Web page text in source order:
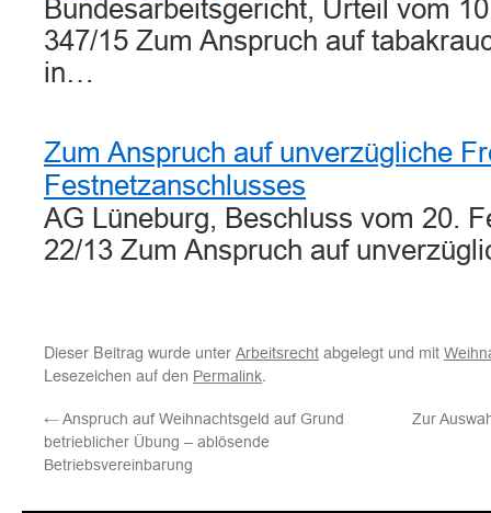
Bundesarbeitsgericht, Urteil vom
347/15 Zum Anspruch auf
in…
Zum Anspruch auf unverzügliche
Festnetzanschlusses
AG Lüneburg, Beschluss vom 20.
22/13 Zum Anspruch auf
Dieser Beitrag wurde unter Arbeitsrecht abgelegt und mit
Lesezeichen auf den Permalink.
←Anspruch auf Weihnachtsgeld auf Grund
betrieblicher Übung – ablösende
Betriebsvereinbarung
Zur